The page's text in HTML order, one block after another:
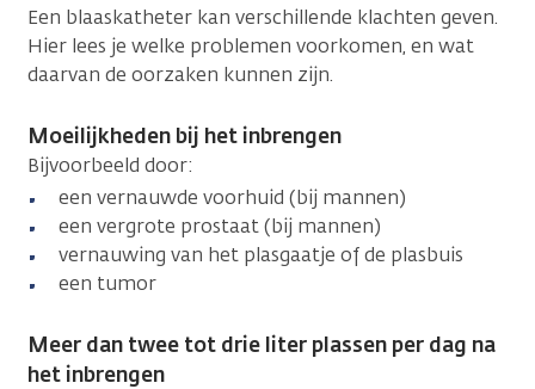
Een blaaskatheter kan verschillende klachten geven.
Hier lees je welke problemen voorkomen, en wat
daarvan de oorzaken kunnen zijn.
Moeilijkheden bij het inbrengen
Bijvoorbeeld door:
een vernauwde voorhuid (bij mannen)
een vergrote prostaat (bij mannen)
vernauwing van het plasgaatje of de plasbuis
een tumor
Meer dan twee tot drie liter plassen per dag na
het inbrengen